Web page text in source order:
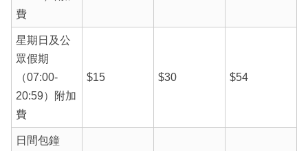
費
星期日及公
眾假期
（07:00-
20:59）附加
費
$15 $30 $54
日間包鐘